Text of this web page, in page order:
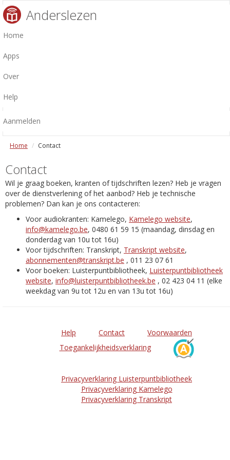
Anderslezen
Home
Apps
Over
Help
Aanmelden
Home Contact
Contact
Wil je graag boeken, kranten of tijdschriften lezen? Heb je vragen
over de dienstverlening of het aanbod? Heb je technische
problemen? Dan kan je ons contacteren:
Voor audiokranten: Kamelego, Kamelego website,
info@kamelego.be, 0480 61 59 15 (maandag, dinsdag en
donderdag van 10u tot 16u)
Voor tijdschriften: Transkript, Transkript website,
abonnementen@transkript.be , 011 23 07 61
Voor boeken: Luisterpuntbibliotheek, Luisterpuntbibliotheek
website, info@luisterpuntbibliotheek.be , 02 423 04 11 (elke
weekdag van 9u tot 12u en van 13u tot 16u)
Help Contact
Voorwaarden
Toegankelijkheidsverklaring
Privacyverklaring Luisterpuntbibliotheek
Privacyverklaring Kamelego
Privacyverklaring Transkript